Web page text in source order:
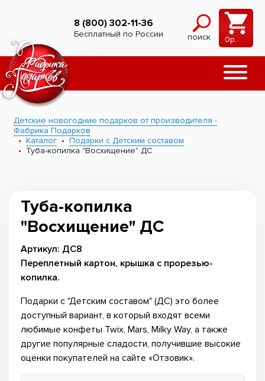
8 (800) 302-11-36
Бесплатный по России поиск 0р.
Детские новогодние подарков от производителя -
Фабрика Подарков
Каталог
Подарки с Детским составом
Туба-копилка "Восхищение" ДС
Туба-копилка
"Восхищение" ДС
Артикул: ДС8
Переплетный картон, крышка с прорезью-
копилка.
Подарки с "Детским составом" (ДС) это более
доступный вариант, в который входят всеми
любимые конфеты Twix, Mars, Milky Way, а также
другие популярные сладости, получившие высокие
оценки покупателей на сайте «Отзовик».